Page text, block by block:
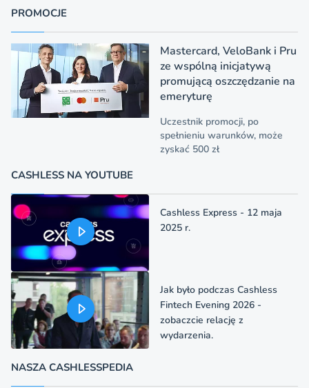
PROMOCJE
Mastercard, VeloBank i Pru
ze wspólną inicjatywą
promującą oszczędzanie na
emeryturę
Uczestnik promocji, po
spełnieniu warunków, może
zyskać 500 zł
CASHLESS NA YOUTUBE
Cashless Express - 12 maja
2025 r.
Jak było podczas Cashless
Fintech Evening 2026 -
zobaczcie relację z
wydarzenia.
NASZA CASHLESSPEDIA